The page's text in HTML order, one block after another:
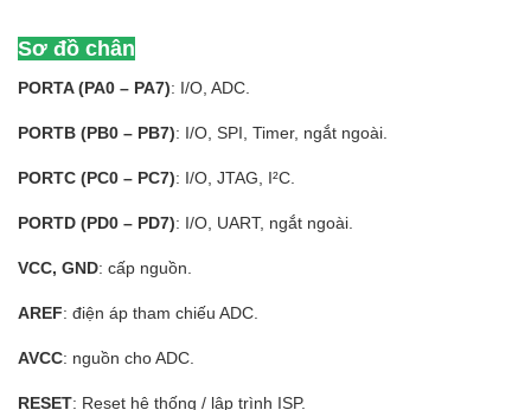
Sơ đồ chân
PORTA (PA0 – PA7): I/O, ADC.
PORTB (PB0 – PB7): I/O, SPI, Timer, ngắt ngoài.
PORTC (PC0 – PC7): I/O, JTAG, I²C.
PORTD (PD0 – PD7): I/O, UART, ngắt ngoài.
VCC, GND: cấp nguồn.
AREF: điện áp tham chiếu ADC.
AVCC: nguồn cho ADC.
RESET: Reset hệ thống / lập trình ISP.